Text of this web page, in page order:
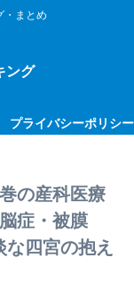
・まとめ
ング
プライバシーポリシー
の産科医療
症・被膜
四宮の抱え